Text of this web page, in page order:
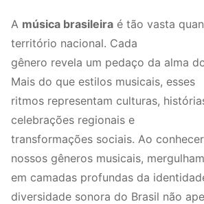
A música brasileira é tão vasta
território nacional. Cada
gênero revela um pedaço da alma
Mais do que estilos musicais, esses
ritmos representam culturas,
celebrações regionais e
transformações sociais. Ao
nossos gêneros musicais,
em camadas profundas da
diversidade sonora do Brasil não